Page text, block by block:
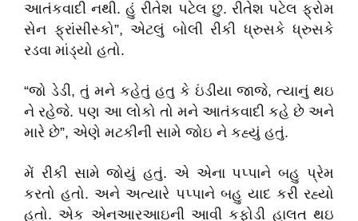
આતંકવાદી નથી. હું રીતેશ પટેલ છુ. રીતેશ પટેલ ફ્રોમ
સેન ફ્રાંસીસ્કો”, એટલું બોલી રીકી ધ્રુસકે ધ્રુસકે
રડવા માંડ્યો હતો.
“જો ડેડી, તું મને કહેતું હતુ કે ઇંડીયા જાજે, ત્યાનું થઇ
ને રહેજે. પણ આ લોકો તો મને આતંકવાદી કહે છે અને
મારે છે”, એણે મટકીની સામે જોઇ ને કહ્યું હતું.
મેં રીકી સામે જોયું હતું. એ એના પપ્પાને બહુ પ્રેમ
કરતો હતો. અને અત્યારે પપ્પાને બહુ યાદ કરી રહ્યો
હતો. એક એનઆરઆઇની આવી કફોડી હાલત થઇ